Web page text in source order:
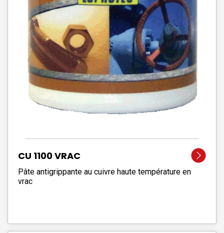
CU 1100 VRAC
Pâte antigrippante au cuivre haute température en
vrac